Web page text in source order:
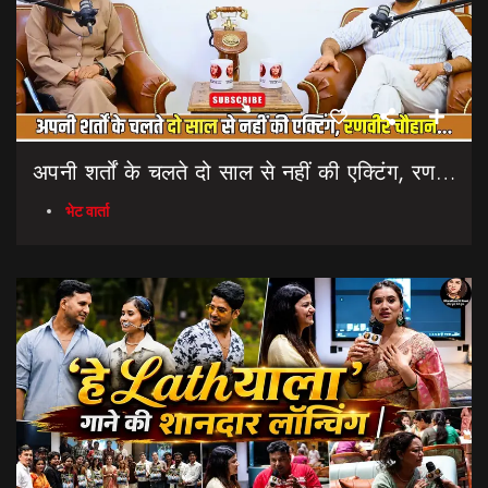
अपनी शर्तों के चलते दो साल से नहीं की एक्टिंग, रणवीर चौहान || Uttarakhand Cinema Untold Secrets
भेट वार्ता